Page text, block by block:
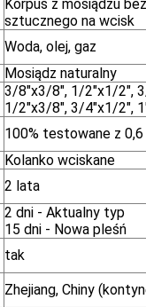
Korpus z mosiądzu
sztucznego na wcisk
Woda, olej, gaz
Mosiądz naturalny
3/8"x3/8", 1/2"x1/2",
1/2"x3/8", 3/4"x1/2",
100% testowane z
Kolanko wciskane
2 lata
2 dni - Aktualny typ
15 dni - Nowa pleśń
tak
Zhejiang, Chiny